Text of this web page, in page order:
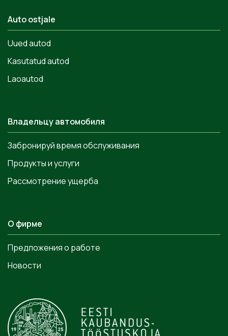
Auto ostjale
Uued autod
Kasutatud autod
Laoautod
Владельцу автомобиля
Забронируй время обслуживания
Продукты и услуги
Рассмотрение ущерба
О фирме
Предложения о работе
Новости